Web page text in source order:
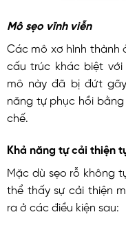
Mô sẹo vĩnh viễn
Các mô xơ hình thành
cấu trúc khác biệt
mô này đã bị đứt
năng tự phục hồi
chế.
Khả năng tự cải thiện
Mặc dù sẹo rỗ không
thể thấy sự cải thiện
ra ở các điều kiện sau: